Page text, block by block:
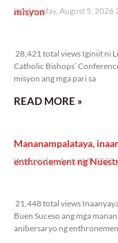
misyon
Wednesday, August 5, 2026
28,421 total views Iginiit ni
Catholic Bishops’
misyon ang mga pari sa
READ MORE »
Mananampalataya,
enthronement ng
Wednesday, August 5, 2026
21,448 total views
Buen Suceso ang mga
anibersaryo ng